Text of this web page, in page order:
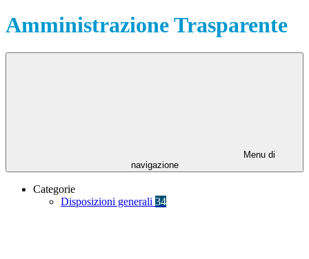
Amministrazione Trasparente
Menu di
navigazione
Categorie
Disposizioni generali 34